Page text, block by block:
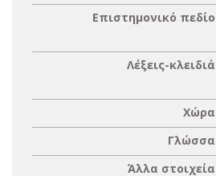
Επιστημονικό πεδίο
Λέξεις-κλειδιά
Χώρα
Γλώσσα
Άλλα στοιχεία